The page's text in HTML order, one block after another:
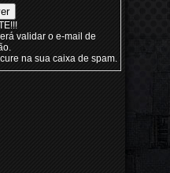
validar o e-mail de
na sua caixa de spam.